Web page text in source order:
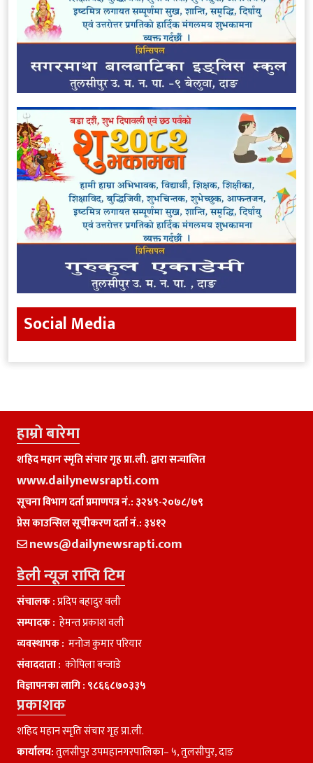
Social Media
हाम्राे बारेमा
शहिद महान स्मृति संचार गृह प्रा.ली. द्वारा सन्चालित
www.dailynewsrapti.com
सूचना विभाग दर्ता प्रमाणपत्र नं.: ३२४९-२०७८/७९
प्रेस काउन्सिल सूचीकरण दर्ता नं.: ३४१२
news@dailynewsrapti.com
डेली न्यूज राप्ति टिम
संचालक :प्रदिप बहादुर वली
सम्पादक : हेमन्त प्रकाश वली
व्यवस्थापक : मनाेज कुमार परियार
संवाददाता : काेपिला बन्जाडे
विज्ञापनका लागि : ९८६६८७०३३५
प्रकाशक
शहिद महान स्मृति संचार गृह प्रा.ली.
कार्यालय:तुलसीपुर उपमहानगरपालिका– ५, तुलसीपुर, दाङ